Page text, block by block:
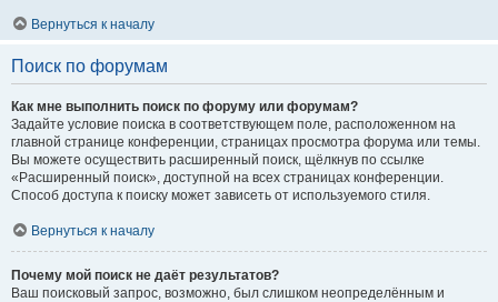
Вернуться к началу
Поиск по форумам
Как мне выполнить поиск по форуму или форумам?
Задайте условие поиска в соответствующем поле, расположенном на
главной странице конференции, страницах просмотра форума или темы.
Вы можете осуществить расширенный поиск, щёлкнув по ссылке
«Расширенный поиск», доступной на всех страницах конференции.
Способ доступа к поиску может зависеть от используемого стиля.
Вернуться к началу
Почему мой поиск не даёт результатов?
Ваш поисковый запрос, возможно, был слишком неопределённым и